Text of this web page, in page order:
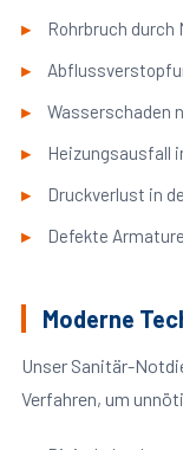
Rohrbruch durch
Wasserschaden
Heizungsausfall
Druckverlust in
Defekte
Moderne
Unser Sanitär-
Verfahren, um